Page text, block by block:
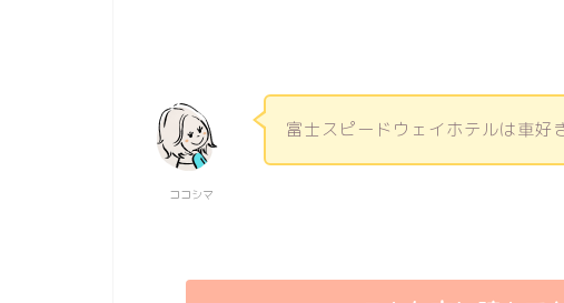
ココシマ
富士スピードウェイホテルは車好